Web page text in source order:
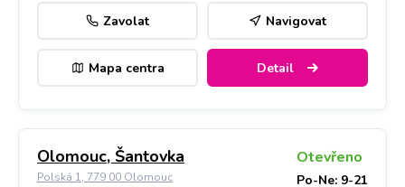
Zavolat Navigovat
Mapa centra Detail
Olomouc, Šantovka
Polská 1, 779 00 Olomouc
Otevřeno
Po-Ne: 9-21